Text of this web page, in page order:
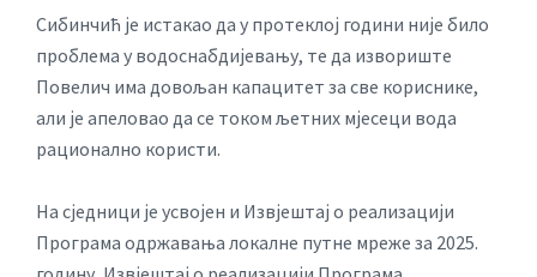
Сибинчић је истакао да у протеклој години није било
проблема у водоснабдијевању, те да извориште
Повелич има довољан капацитет за све кориснике,
али је апеловао да се током љетних мјесеци вода
рационално користи.
На сједници је усвојен и Извјештај о реализацији
Програма одржавања локалне путне мреже за 2025.